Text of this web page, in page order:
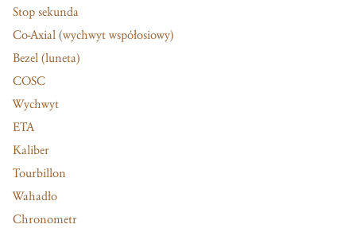
Stop sekunda
Co-Axial (wychwyt współosiowy)
Bezel (luneta)
COSC
Wychwyt
ETA
Kaliber
Tourbillon
Wahadło
Chronometr